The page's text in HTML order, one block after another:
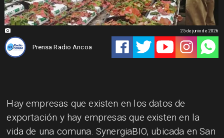
Prensa Radio Ancoa
25 de junio de 2026
Hay empresas que existen en los datos de
exportación y hay empresas que existen en la
vida de una comuna. SynergiaBIO, ubicada en San